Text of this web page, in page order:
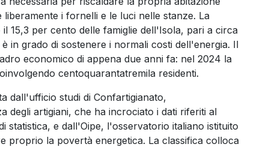
i fornelli e le luci nelle stanze. La
15,3 per cento delle famiglie dell'Isola, pari a circa
in grado di sostenere i normali costi dell'energia. Il
economico di appena due anni fa: nel 2024 la
centoquarantatremila residenti.
dall'ufficio studi di Confartigianato,
degli artigiani, che ha incrociato i dati riferiti al
statistica, e dall'Oipe, l'osservatorio italiano istituito
proprio la povertà energetica. La classifica colloca